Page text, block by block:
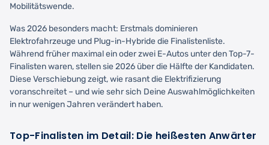
Mobilitätswende.
Was 2026 besonders macht: Erstmals dominieren
Elektrofahrzeuge und Plug-in-Hybride die Finalistenliste.
Während früher maximal ein oder zwei E-Autos unter den Top-7-
Finalisten waren, stellen sie 2026 über die Hälfte der Kandidaten.
Diese Verschiebung zeigt, wie rasant die Elektrifizierung
voranschreitet – und wie sehr sich Deine Auswahlmöglichkeiten
in nur wenigen Jahren verändert haben.
Top-Finalisten im Detail: Die heißesten Anwärter